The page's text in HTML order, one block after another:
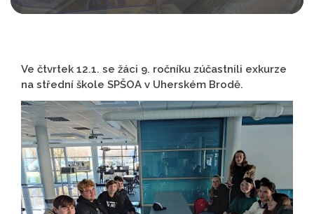
Ve čtvrtek 12.1. se žáci 9. ročníku zúčastnili exkurze
na střední škole SPŠOA v Uherském Brodě.